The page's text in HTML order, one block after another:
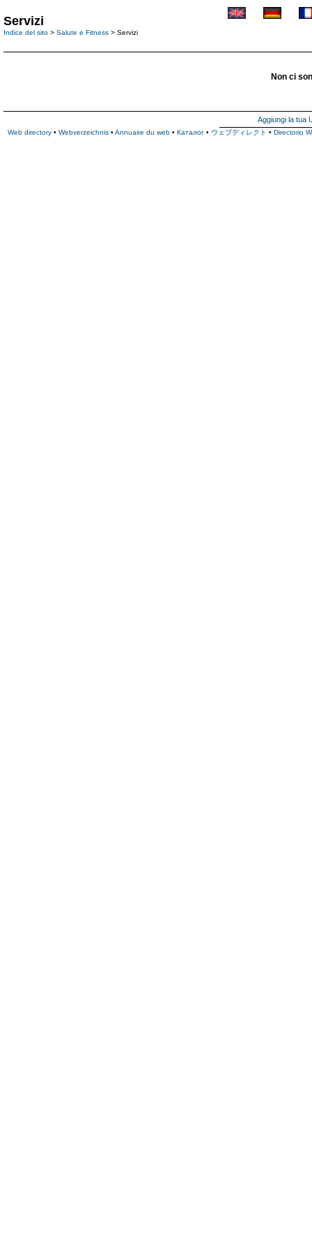
Servizi
Indice del sito > Salute e Fitness > Servizi
Non ci
Aggiungi la tua
Web directory • Webverzeichnis • Annuaire du web • Каталог • ウェブディレクト • Directorio